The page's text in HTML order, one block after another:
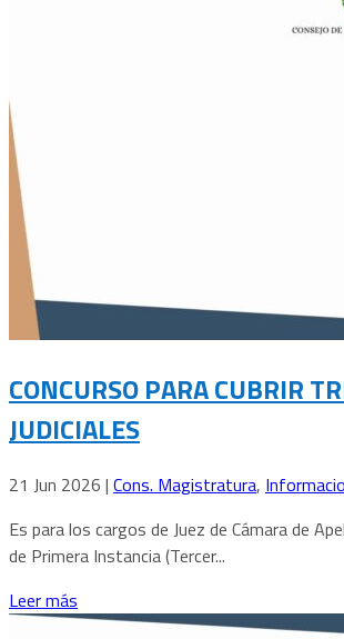
CONCURSO PARA CUBRIR
JUDICIALES
21 Jun 2026 | Cons. Magistratura,
Es para los cargos de Juez de Cámara de
de Primera Instancia (Tercer...
Leer más